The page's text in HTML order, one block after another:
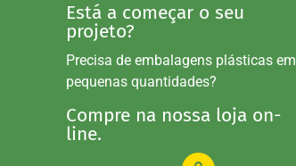
Está a começar o seu
projeto?
Precisa de embalagens plásticas em
pequenas quantidades?
Compre na nossa loja on-
line.